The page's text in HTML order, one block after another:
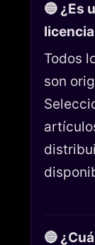
🔵 ¿Es
Todos
son
🔵